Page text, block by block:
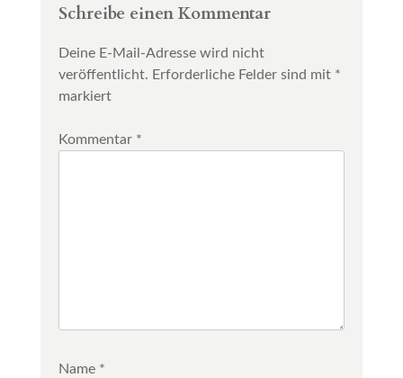
Schreibe einen Kommentar
Deine E-Mail-Adresse wird nicht
veröffentlicht. Erforderliche Felder sind mit *
markiert
Kommentar *
Name *